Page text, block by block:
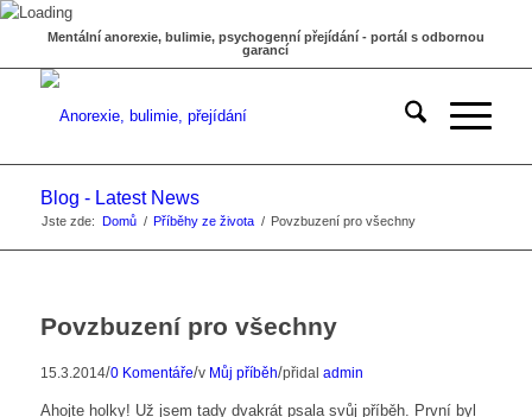
Mentální anorexie, bulimie, psychogenní přejídání - portál s odbornou
garancí
Blog - Latest News
Jste zde: Domů / Příběhy ze života / Povzbuzení pro všechny
Povzbuzení pro všechny
15.3.2014/0 Komentáře/v Můj příběh/přidal admin
Ahojte holky! Už jsem tady dvakrát psala svůj příběh. První byl